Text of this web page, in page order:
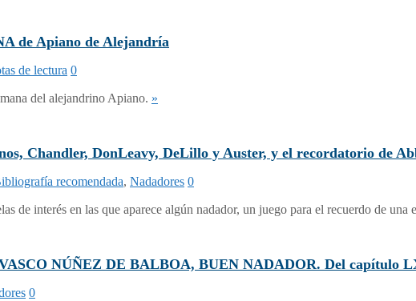
de Apiano de Alejandría
de lectura 0
del alejandrino Apiano. »
Chandler, DonLeavy, DeLillo y Auster, y el recordatorio de
recomendada, Nadadores 0
de interés en las que aparece algún nadador, un juego para el recuerdo de una
NÚÑEZ DE BALBOA, BUEN NADADOR. Del capítulo
0